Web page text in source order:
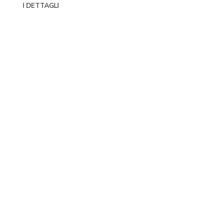
I DETTAGLI